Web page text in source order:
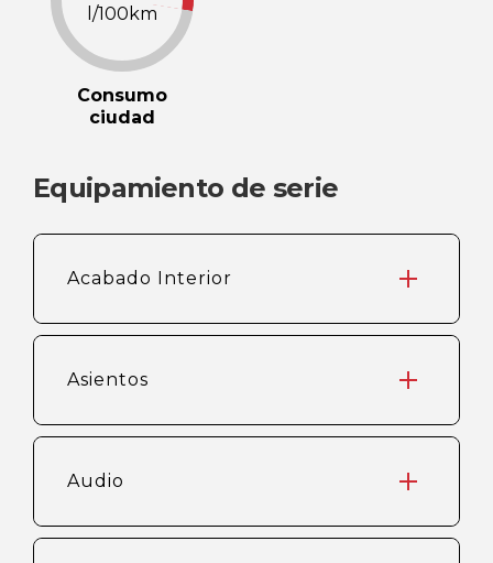
l/100km
Consumo
ciudad
Equipamiento de serie
Acabado Interior
Asientos
Audio